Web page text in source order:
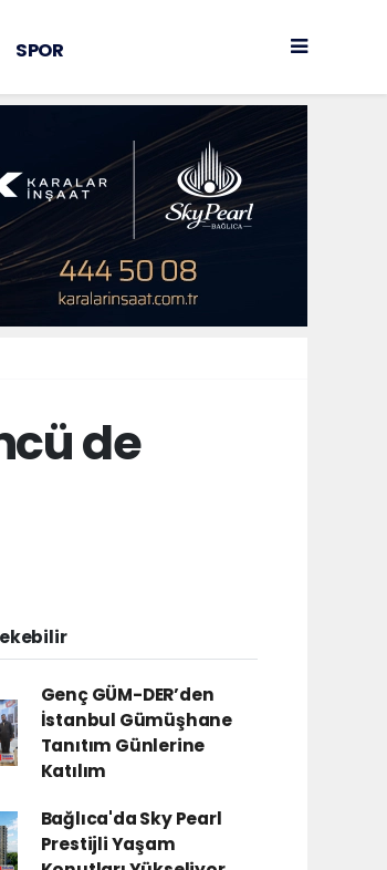
SPOR
de
Genç GÜM-DER’den
İstanbul Gümüşhane
Tanıtım Günlerine
Katılım
Bağlıca'da Sky Pearl
Prestijli Yaşam